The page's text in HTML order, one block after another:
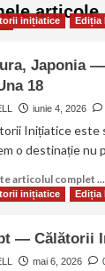
articole
inițiatice Ediția
Japonia
18
iunie 4, 2026
Inițiatice este
o destinație nu
articolul complet ...
inițiatice Ediția
— Călătorii
mai 6, 2026